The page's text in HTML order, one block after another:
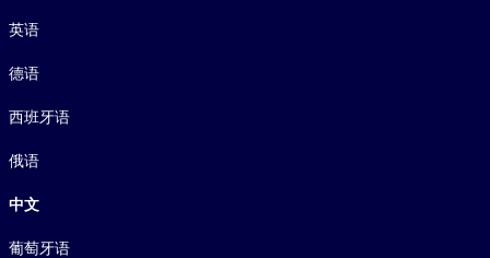
英语
德语
西班牙语
俄语
中文
葡萄牙语